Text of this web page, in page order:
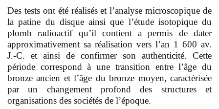
Des tests ont été réalisés et l’analyse microscopique de
la patine du disque ainsi que l’étude isotopique du
plomb radioactif qu’il contient a permis de dater
approximativement sa réalisation vers l’an 1 600 av.
J.-C. et ainsi de confirmer son authenticité. Cette
période correspond à une transition entre l’âge du
bronze ancien et l’âge du bronze moyen, caractérisée
par un changement profond des structures et
organisations des sociétés de l’époque.